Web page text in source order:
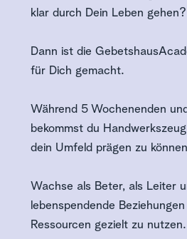
klar durch Dein Leben gehen?
Dann ist die
für Dich gemacht.
Während 5 Wochenenden
bekommst du
dein Umfeld prägen zu
Wachse als Beter, als Leiter
lebenspendende
Ressourcen gezielt zu nutzen.